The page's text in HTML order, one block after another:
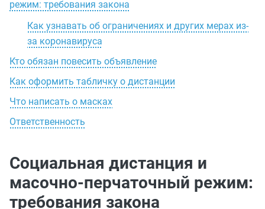
режим: требования закона
Как узнавать об ограничениях и других мерах из-
за коронавируса
Кто обязан повесить объявление
Как оформить табличку о дистанции
Что написать о масках
Ответственность
Социальная дистанция и
масочно-перчаточный режим:
требования закона